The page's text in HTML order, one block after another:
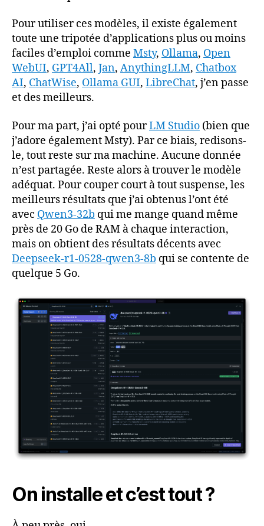
Pour utiliser ces modèles, il existe également
toute une tripotée d’applications plus ou moins
faciles d’emploi comme Msty, Ollama, Open
WebUI, GPT4All, Jan, AnythingLLM, Chatbox
AI, ChatWise, Ollama GUI, LibreChat, j’en passe
et des meilleurs.
Pour ma part, j’ai opté pourLM Studio (bien que
j’adore également Msty). Par ce biais, redisons-
le, tout reste sur ma machine. Aucune donnée
n’est partagée. Reste alors à trouver le modèle
adéquat. Pour couper court à tout suspense, les
meilleurs résultats que j’ai obtenus l’ont été
avec Qwen3-32b qui me mange quand même
près de 20 Go de RAM à chaque interaction,
mais on obtient des résultats décents avec
Deepseek-r1-0528-qwen3-8b qui se contente de
quelque 5 Go.
On installe et c’est tout ?